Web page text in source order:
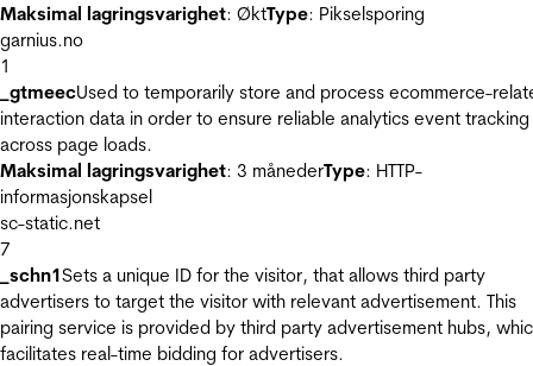
Maksimal lagringsvarighet: ØktType: Pikselsporing
garnius.no
1
_gtmeecUsed to temporarily store and process ecommerce-
interaction data in order to ensure reliable analytics event tracking
across page loads.
Maksimal lagringsvarighet: 3 månederType: HTTP-
informasjonskapsel
sc-static.net
7
_schn1Sets a unique ID for the visitor, that allows third party
advertisers to target the visitor with relevant advertisement. This
pairing service is provided by third party advertisement hubs,
facilitates real-time bidding for advertisers.